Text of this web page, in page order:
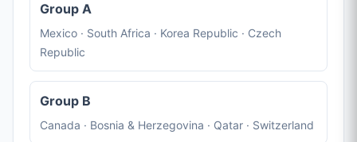
Group A
Mexico · South Africa · Korea Republic · Czech
Republic
Group B
Canada · Bosnia & Herzegovina · Qatar · Switzerland